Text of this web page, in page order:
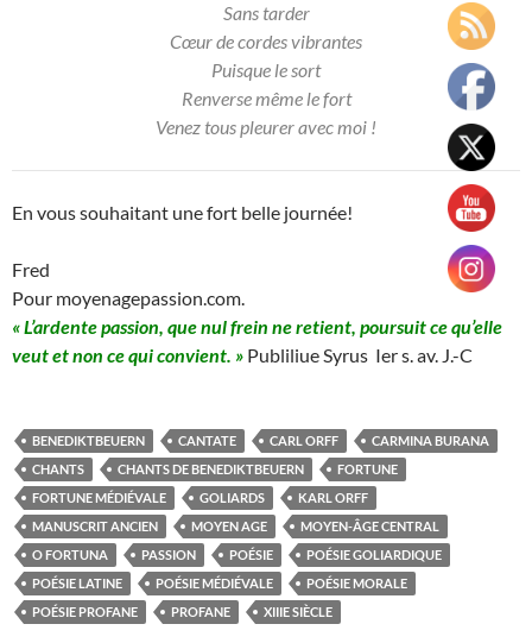
Sans tarder
Cœur de cordes vibrantes
Puisque le sort
Renverse même le fort
Venez tous pleurer avec moi !
En vous souhaitant une fort belle journée!
Fred
Pour moyenagepassion.com.
« L’ardente passion, que nul frein ne retient, poursuit ce qu’elle
veut et non ce qui convient. » Publiliue Syrus Ier s. av. J.-C
BENEDIKTBEUERN CANTATE CARL ORFF
CARMINA BURANA
CHANTS
CHANTS DE BENEDIKTBEUERN
FORTUNE
FORTUNE MÉDIÉVALE
GOLIARDS
KARL ORFF
MANUSCRIT ANCIEN
MOYEN AGE
MOYEN-ÂGE CENTRAL
O FORTUNA
PASSION POÉSIE
POÉSIE GOLIARDIQUE
POÉSIE LATINE
POÉSIE MÉDIÉVALE
POÉSIE MORALE
POÉSIE PROFANE
PROFANE XIIIE SIÈCLE